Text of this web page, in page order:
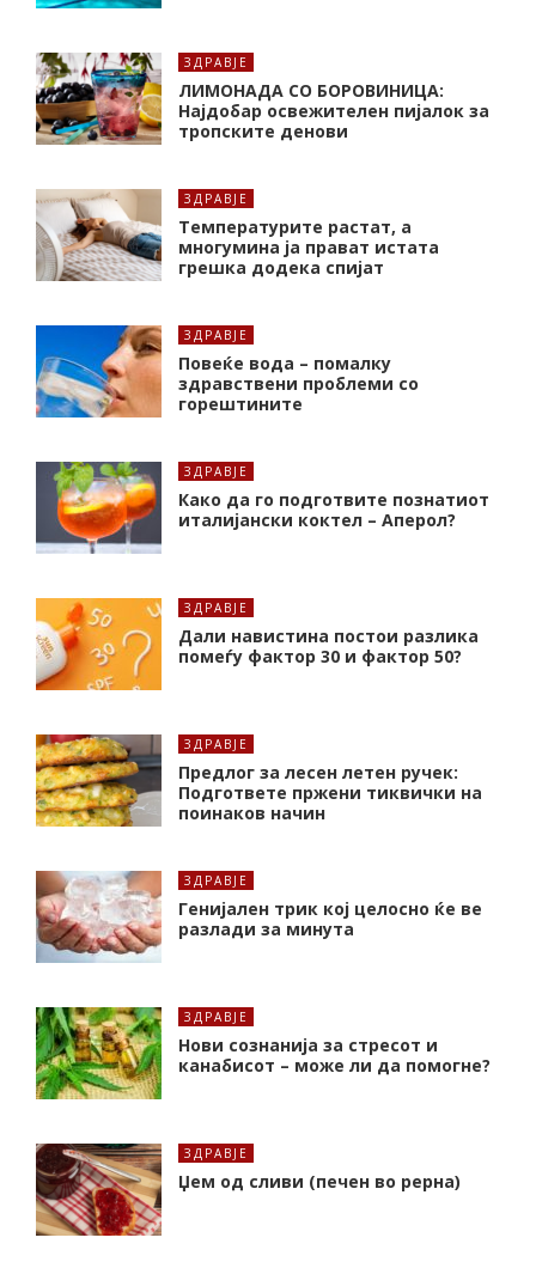
ЗДРАВЈЕ
ЛИМОНАДА СО БОРОВИНИЦА:
Најдобар освежителен пијалок за
тропските денови
ЗДРАВЈЕ
Температурите растат, а
многумина ја прават истата
грешка додека спијат
ЗДРАВЈЕ
Повеќе вода – помалку
здравствени проблеми со
горештините
ЗДРАВЈЕ
Како да го подготвите познатиот
италијански коктел – Аперол?
ЗДРАВЈЕ
Дали навистина постои разлика
помеѓу фактор 30 и фактор 50?
ЗДРАВЈЕ
Предлог за лесен летен ручек:
Подгответе пржени тиквички на
поинаков начин
ЗДРАВЈЕ
Генијален трик кој целосно ќе ве
разлади за минута
ЗДРАВЈЕ
Нови сознанија за стресот и
канабисот – може ли да помогне?
ЗДРАВЈЕ
Џем од сливи (печен во рерна)